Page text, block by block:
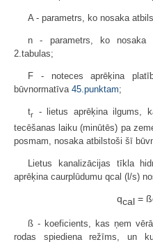
A - parametrs, ko nosaka
n - parametrs, ko nosaka
2.tabulas;
F - noteces aprēķina
būvnormatīva 45.punktam;
tr
- lietus aprēķina ilgums,
tecēšanas laiku (minūtēs) pa
posmam, nosaka atbilstoši šī
Lietus kanalizācijas tīkla
aprēķina caurplūdumu qcal (l/s)
qcal =
ß - koeficients, kas ņem
rodas spiediena režīms, un